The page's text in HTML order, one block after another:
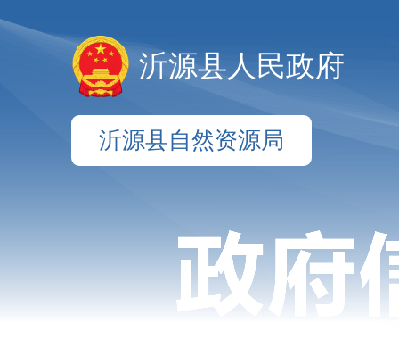
沂源县人民政府
沂源县自然资源局